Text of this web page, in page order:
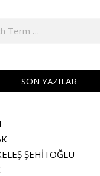
SON YAZILAR
ŞEHİTOĞLU